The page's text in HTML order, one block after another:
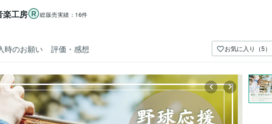
楽工房 総販売実績： 16件
時のお願い 評価・感想 お気に入り（5）